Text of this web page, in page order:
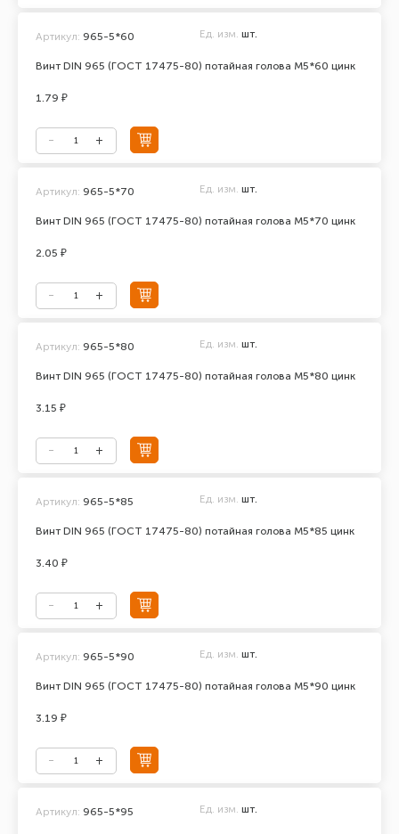
Винт DIN 965 (ГОСТ 17475-80) потайная голова М5*60 цинк
Артикул: 965-5*60 Ед. изм. шт.
1.79 ₽
Винт DIN 965 (ГОСТ 17475-80) потайная голова М5*70 цинк
Артикул: 965-5*70 Ед. изм. шт.
2.05 ₽
Винт DIN 965 (ГОСТ 17475-80) потайная голова М5*80 цинк
Артикул: 965-5*80 Ед. изм. шт.
3.15 ₽
Винт DIN 965 (ГОСТ 17475-80) потайная голова М5*85 цинк
Артикул: 965-5*85 Ед. изм. шт.
3.40 ₽
Винт DIN 965 (ГОСТ 17475-80) потайная голова М5*90 цинк
Артикул: 965-5*90 Ед. изм. шт.
3.19 ₽
Артикул: 965-5*95 Ед. изм. шт.